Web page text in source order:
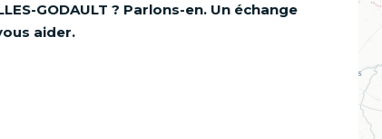
GODAULT ? Parlons-en. Un échange
aider.